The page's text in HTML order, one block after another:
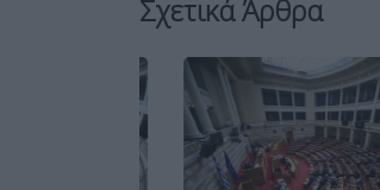
Σχετικά Άρθρα